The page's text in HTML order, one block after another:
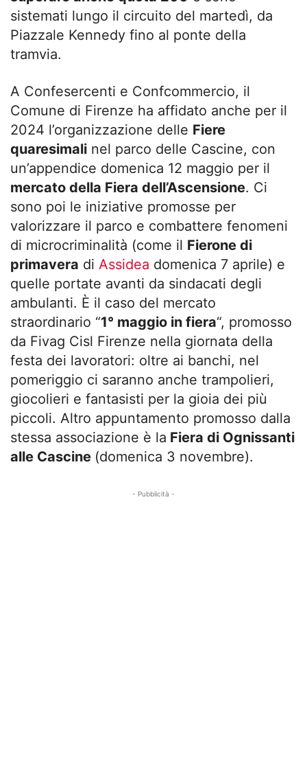
sistemati lungo il circuito del martedì, da
Piazzale Kennedy fino al ponte della
tramvia.
A Confesercenti e Confcommercio, il
Comune di Firenze ha affidato anche per il
2024 l’organizzazione delle Fiere
quaresimali nel parco delle Cascine, con
un’appendice domenica 12 maggio per il
mercato della Fiera dell’Ascensione. Ci
sono poi le iniziative promosse per
valorizzare il parco e combattere fenomeni
di microcriminalità (come il Fierone di
primavera di Assidea domenica 7 aprile) e
quelle portate avanti da sindacati degli
ambulanti. È il caso del mercato
straordinario “1° maggio in fiera“, promosso
da Fivag Cisl Firenze nella giornata della
festa dei lavoratori: oltre ai banchi, nel
pomeriggio ci saranno anche trampolieri,
giocolieri e fantasisti per la gioia dei più
piccoli. Altro appuntamento promosso dalla
stessa associazione è la Fiera di Ognissanti
alle Cascine (domenica 3 novembre).
- Pubblicità -